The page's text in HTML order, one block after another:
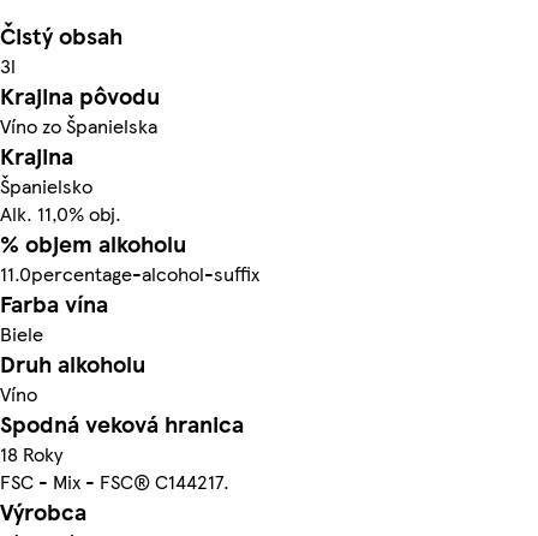
Čistý obsah
3l
Krajina pôvodu
Víno zo Španielska
Krajina
Španielsko
Alk. 11,0% obj.
% objem alkoholu
11.0percentage-alcohol-suffix
Farba vína
Biele
Druh alkoholu
Víno
Spodná veková hranica
18 Roky
FSC - Mix - FSC® C144217.
Výrobca